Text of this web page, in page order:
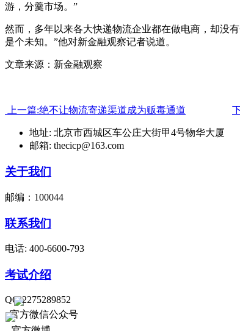
游，分羹市场。”
然而，多年以来各大快递物流企业都在做电商，却没
是个未知。”他对新金融观察记者说道。
文章来源：新金融观察
上一篇:绝不让物流寄递渠道成为贩毒通道
地址: 北京市西城区车公庄大街甲4号物华大厦
邮箱: thecicp@163.com
关于我们
邮编：100044
联系我们
电话: 400-6600-793
考试介绍
QQ:2275289852
官方微信公众号